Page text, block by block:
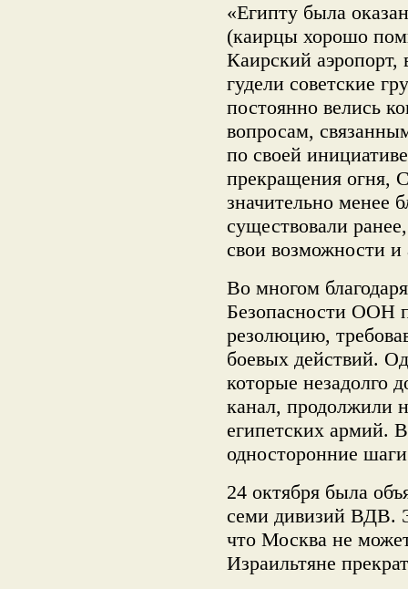
«Египту была
(каирцы хорошо
Каирский аэропорт,
гудели советские
постоянно велись
вопросам,
по своей
прекращения огня,
значительно менее
существовали
свои возможности и
Во многом
Безопасности ООН
резолюцию,
боевых действий.
которые незадолго
канал, продолжили
египетских армий.
односторонние
24 октября была
семи дивизий ВДВ.
что Москва не
Израильтяне